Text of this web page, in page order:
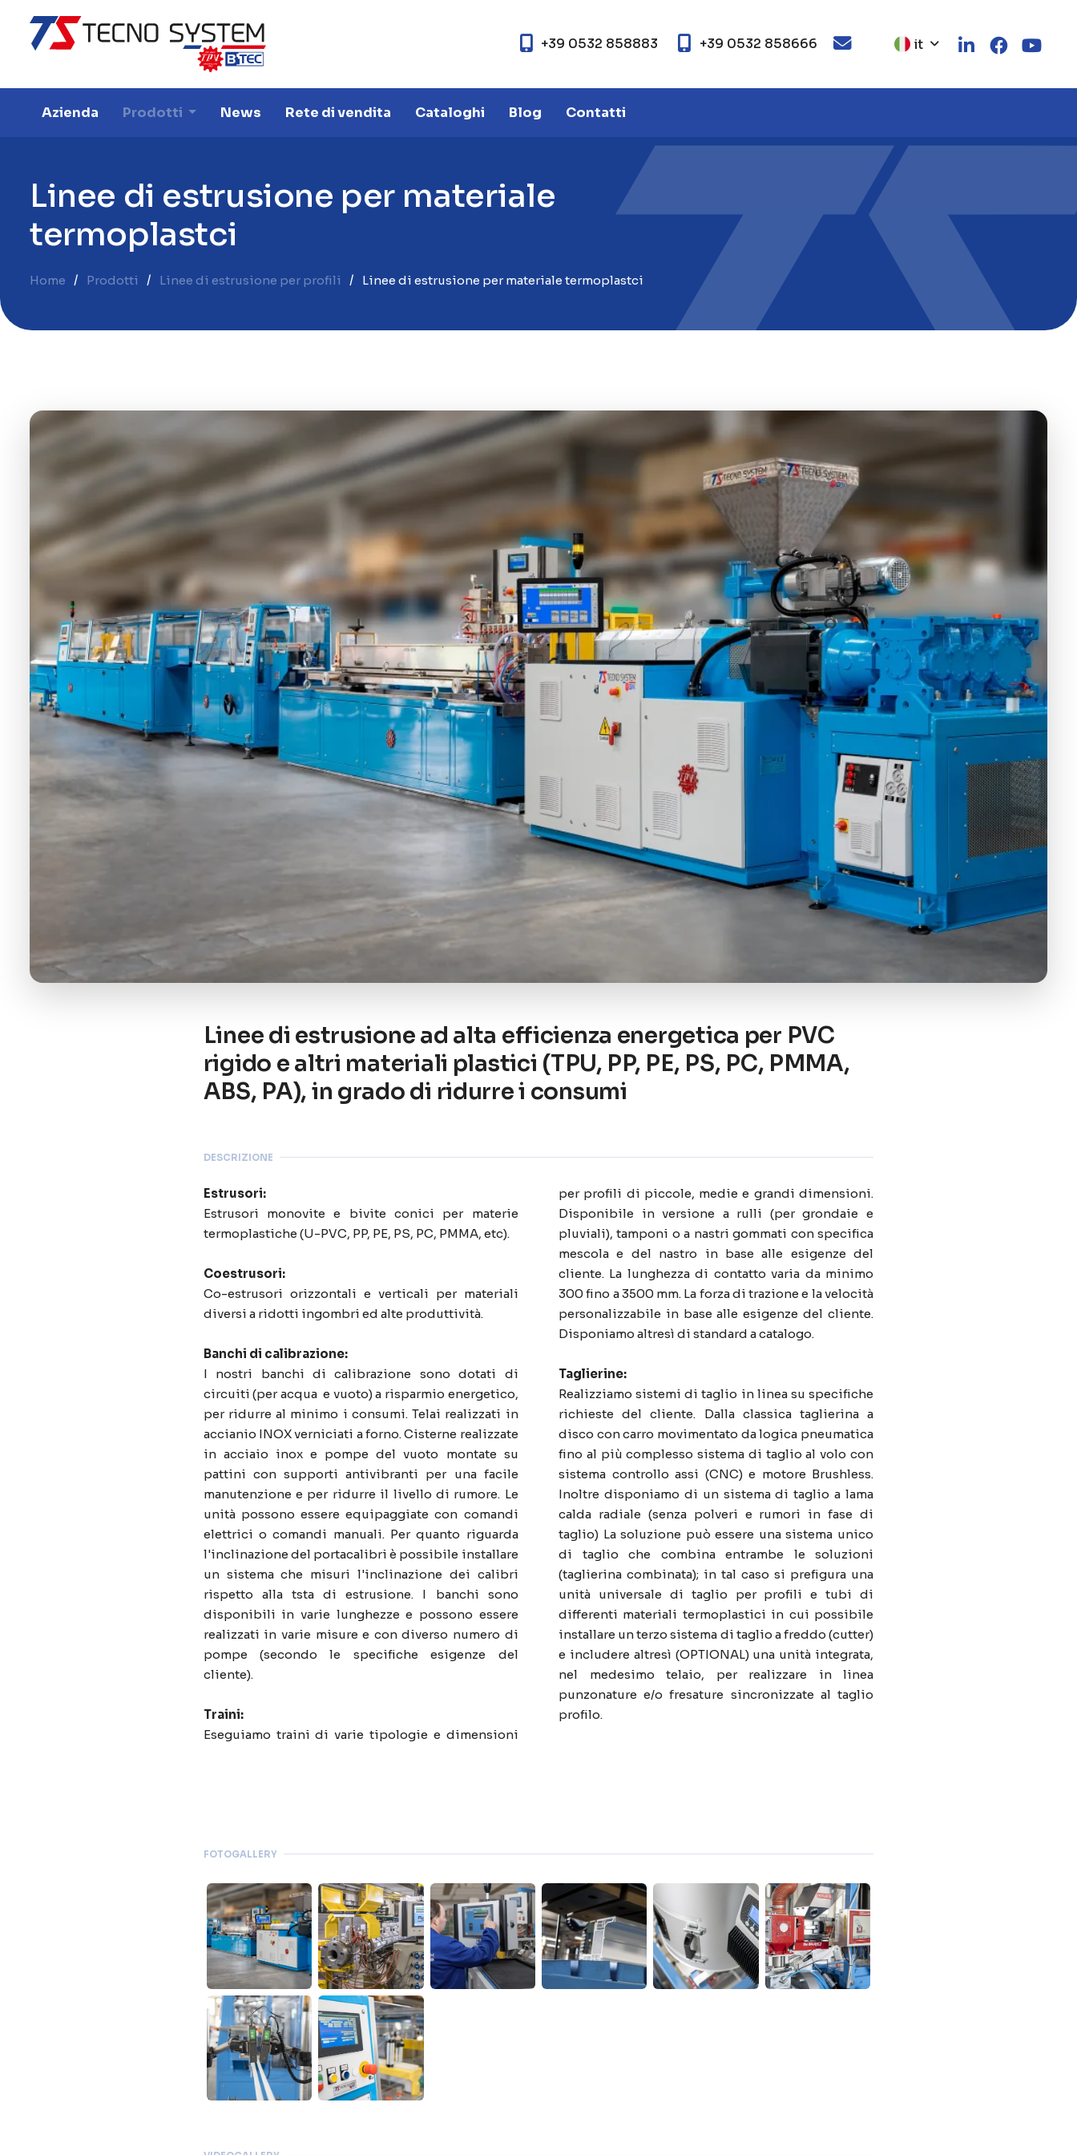
+39 0532 858883 +39 0532 858666 it
Azienda Prodotti News Rete di vendita Cataloghi Blog Contatti
Linee di estrusione per materiale
termoplastci
Home Prodotti Linee di estrusione per profili Linee di estrusione per materiale termoplastci
Linee di estrusione ad alta efficienza energetica per PVC
rigido e altri materiali plastici (TPU, PP, PE, PS, PC, PMMA,
ABS, PA), in grado di ridurre i consumi
DESCRIZIONE
Estrusori:
Estrusori monovite e bivite conici per materie
termoplastiche (U-PVC, PP, PE, PS, PC, PMMA, etc).
Coestrusori:
Co-estrusori orizzontali e verticali per materiali
diversi a ridotti ingombri ed alte produttività.
Banchi di calibrazione:
I nostri banchi di calibrazione sono dotati di
circuiti (per acqua e vuoto) a risparmio energetico,
per ridurre al minimo i consumi. Telai realizzati in
accianio INOX verniciati a forno. Cisterne realizzate
in acciaio inox e pompe del vuoto montate su
pattini con supporti antivibranti per una facile
manutenzione e per ridurre il livello di rumore. Le
unità possono essere equipaggiate con comandi
elettrici o comandi manuali. Per quanto riguarda
l'inclinazione del portacalibri è possibile installare
un sistema che misuri l'inclinazione dei calibri
rispetto alla tsta di estrusione. I banchi sono
disponibili in varie lunghezze e possono essere
realizzati in varie misure e con diverso numero di
pompe (secondo le specifiche esigenze del
cliente).
Traini:
Eseguiamo traini di varie tipologie e dimensioni
per profili di piccole, medie e grandi dimensioni.
Disponibile in versione a rulli (per grondaie e
pluviali), tamponi o a nastri gommati con specifica
mescola e del nastro in base alle esigenze del
cliente. La lunghezza di contatto varia da minimo
300 fino a 3500 mm. La forza di trazione e la velocità
personalizzabile in base alle esigenze del cliente.
Disponiamo altresì di standard a catalogo.
Taglierine:
Realizziamo sistemi di taglio in linea su specifiche
richieste del cliente. Dalla classica taglierina a
disco con carro movimentato da logica pneumatica
fino al più complesso sistema di taglio al volo con
sistema controllo assi (CNC) e motore Brushless.
Inoltre disponiamo di un sistema di taglio a lama
calda radiale (senza polveri e rumori in fase di
taglio) La soluzione può essere una sistema unico
di taglio che combina entrambe le soluzioni
(taglierina combinata); in tal caso si prefigura una
unità universale di taglio per profili e tubi di
differenti materiali termoplastici in cui possibile
installare un terzo sistema di taglio a freddo (cutter)
e includere altresì (OPTIONAL) una unità integrata,
nel medesimo telaio, per realizzare in linea
punzonature e/o fresature sincronizzate al taglio
profilo.
FOTOGALLERY